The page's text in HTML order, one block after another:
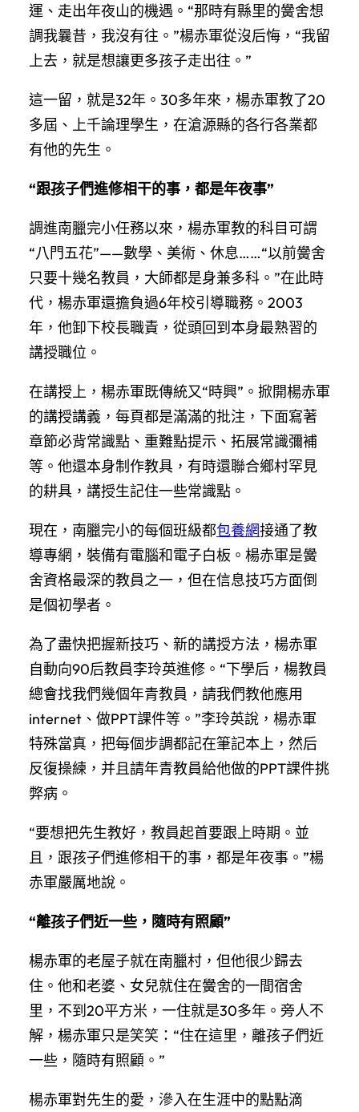
運、走出年夜山的機遇。“那時有縣里的黌舍想
調我曩昔，我沒有往。”楊赤軍從沒后悔，“我留
上去，就是想讓更多孩子走出往。”
這一留，就是32年。30多年來，楊赤軍教了20
多屆、上千論理學生，在滄源縣的各行各業都
有他的先生。
“跟孩子們進修相干的事，都是年夜事”
調進南臘完小任務以來，楊赤軍教的科目可謂
“八門五花”——數學、美術、休息……“以前黌舍
只要十幾名教員，大師都是身兼多科。”在此時
代，楊赤軍還擔負過6年校引導職務。2003
年，他卸下校長職責，從頭回到本身最熟習的
講授職位。
在講授上，楊赤軍既傳統又“時興”。掀開楊赤軍
的講授講義，每頁都是滿滿的批注，下面寫著
章節必背常識點、重難點提示、拓展常識彌補
等。他還本身制作教具，有時還聯合鄉村罕見
的耕具，講授生記住一些常識點。
現在，南臘完小的每個班級都包養網接通了教
導專網，裝備有電腦和電子白板。楊赤軍是黌
舍資格最深的教員之一，但在信息技巧方面倒
是個初學者。
為了盡快把握新技巧、新的講授方法，楊赤軍
自動向90后教員李玲英進修。“下學后，楊教員
總會找我們幾個年青教員，請我們教他應用
internet、做PPT課件等。”李玲英說，楊赤軍
特殊當真，把每個步調都記在筆記本上，然后
反復操練，并且請年青教員給他做的PPT課件挑
弊病。
“要想把先生教好，教員起首要跟上時期。並
且，跟孩子們進修相干的事，都是年夜事。”楊
赤軍嚴厲地說。
“離孩子們近一些，隨時有照顧”
楊赤軍的老屋子就在南臘村，但他很少歸去
住。他和老婆、女兒就住在黌舍的一間宿舍
里，不到20平方米，一住就是30多年。旁人不
解，楊赤軍只是笑笑：“住在這里，離孩子們近
一些，隨時有照顧。”
楊赤軍對先生的愛，滲入在生涯中的點點滴